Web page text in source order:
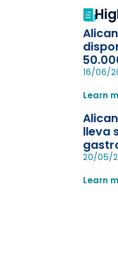
la
en las
éxito
16/06/
Learn
lleva
a
20/05/
Learn